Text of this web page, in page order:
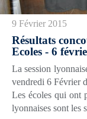
9 Février 2015
Résultats
Ecoles - 6
La session
vendredi 6 Février
Les écoles qui ont
lyonnaises sont les